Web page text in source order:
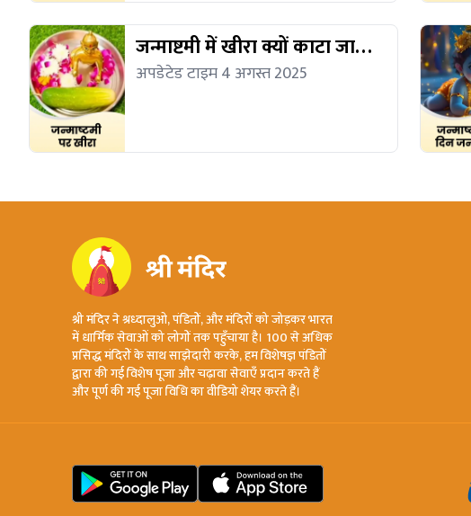
जन्माष्टमी में खीरा क्यों काटा जाता
है?
अपडेटेड टाइम 4 अगस्त 2025
श्री मंदिर ने श्रध्दालुओ, पंडितों, और मंदिरों को जोड़कर भारत
में धार्मिक सेवाओं को लोगों तक पहुँचाया है। 100 से अधिक
प्रसिद्ध मंदिरों के साथ साझेदारी करके, हम विशेषज्ञ पंडितों
द्वारा की गई विशेष पूजा और चढ़ावा सेवाएँ प्रदान करते हैं
और पूर्ण की गई पूजा विधि का वीडियो शेयर करते हैं।